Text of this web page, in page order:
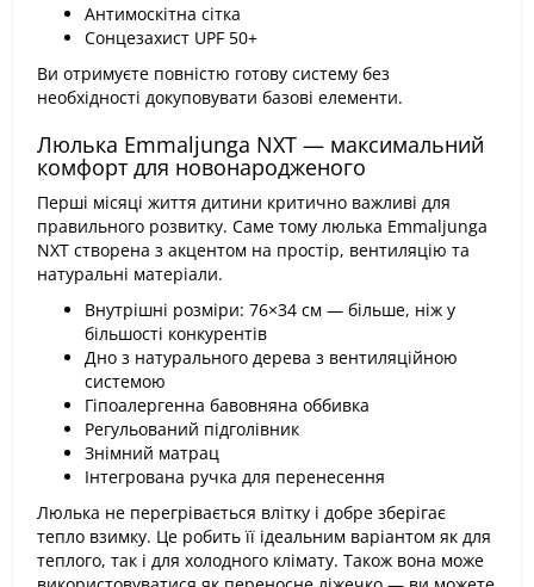
Антимоскітна сітка
Сонцезахист UPF 50+
Ви отримуєте повністю готову систему без
необхідності докуповувати базові елементи.
Люлька Emmaljunga NXT — максимальний
комфорт для новонародженого
Перші місяці життя дитини критично важливі для
правильного розвитку. Саме тому люлька Emmaljunga
NXT створена з акцентом на простір, вентиляцію та
натуральні матеріали.
Внутрішні розміри: 76×34 см — більше, ніж у
більшості конкурентів
Дно з натурального дерева з вентиляційною
системою
Гіпоалергенна бавовняна оббивка
Регульований підголівник
Знімний матрац
Інтегрована ручка для перенесення
Люлька не перегрівається влітку і добре зберігає
тепло взимку. Це робить її ідеальним варіантом як для
теплого, так і для холодного клімату. Також вона може